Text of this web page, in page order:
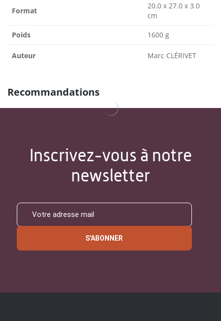
Format
20.0 x 27.0 x 3.0
cm
Poids 1600 g
Auteur Marc CLÉRIVET
Recommandations
Inscrivez-vous à notre
newsletter
S'ABONNER